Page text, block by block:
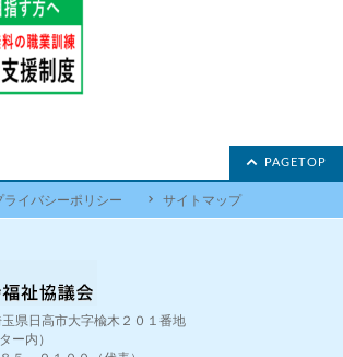
PAGETOP
ライバシーポリシー サイトマップ
県日高市大字楡木２０１番地
ー内）